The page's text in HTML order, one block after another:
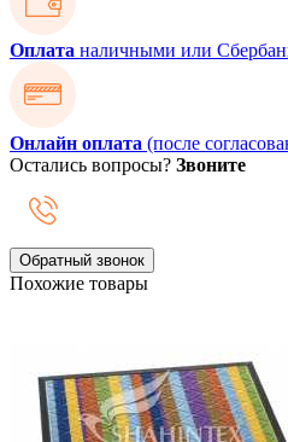
Оплата наличными или
Онлайн оплата (после
Остались вопросы? Звоните
Обратный звонок
Похожие товары